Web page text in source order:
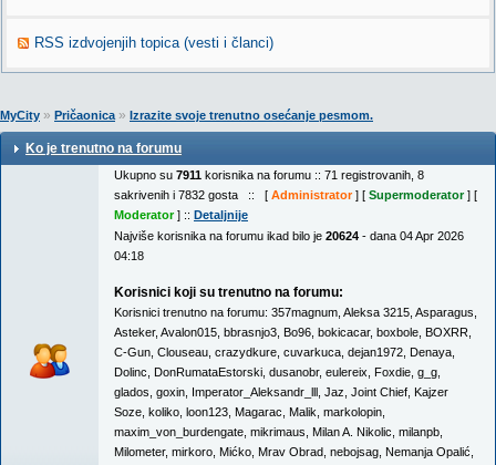
RSS izdvojenjih topica (vesti i članci)
MyCity » Pričaonica» Izrazite svoje trenutno osećanje pesmom.
Ko je trenutno na forumu
Ukupno su 7911 korisnika na forumu :: 71 registrovanih, 8
sakrivenih i 7832 gosta :: [ Administrator] [ Supermoderator] [
Moderator] :: Detaljnije
Najviše korisnika na forumu ikad bilo je 20624 - dana 04 Apr 2026
04:18
Korisnici koji su trenutno na forumu:
Korisnici trenutno na forumu: 357magnum Aleksa 3215 Asparagus
Asteker, Avalon015 bbrasnjo3 Bo96 bokicacar, boxbole BOXRR
C-Gun Clouseau crazydkure cuvarkuca dejan1972 Denaya
Dolinc DonRumataEstorski dusanobr, eulereix Foxdie g_g
glados goxin Imperator_Aleksandr_lll Jaz Joint Chief Kajzer
Soze koliko loon123 Magarac Malik markolopin
maxim_von_burdengate mikrimaus Milan A. Nikolic milanpb
Milometer, mirkoro Mićko Mrav Obrad nebojsag Nemanja Opalić